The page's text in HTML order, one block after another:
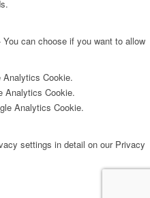
can choose if you want to allow
Analytics Cookie.
Analytics Cookie.
Analytics Cookie.
settings in detail on our Privacy